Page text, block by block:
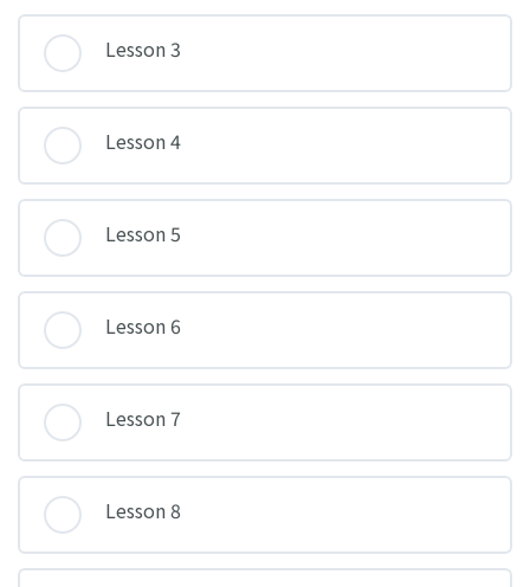
Lesson 3
Lesson 4
Lesson 5
Lesson 6
Lesson 7
Lesson 8